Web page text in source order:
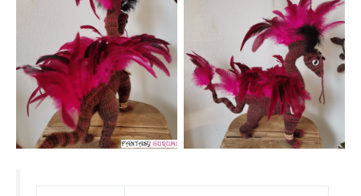
Aucune légende Aucune légende